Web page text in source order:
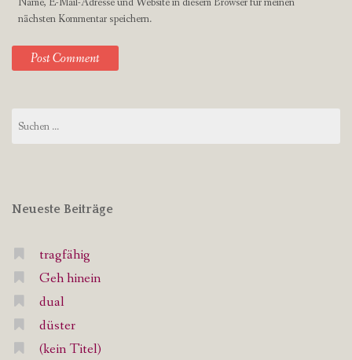
nächsten Kommentar speichern.
nach:
Neueste Beiträge
tragfähig
Geh hinein
dual
düster
(kein Titel)